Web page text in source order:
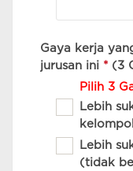
Gaya kerja
jurusan ini * (3
Pilih 3
Lebih
Lebih
(tidak